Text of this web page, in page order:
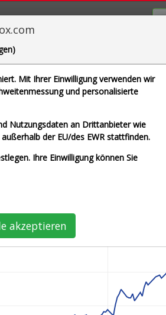
Alle Aktien entfernen
Allianz SE (Echtzeit Euro)
Mit Ihrer Einwilligung verwenden wir
und personalisierte
Nutzungsdaten an Drittanbieter wie
der EU/des EWR stattfinden.
Ihre Einwilligung können Sie
akzeptieren